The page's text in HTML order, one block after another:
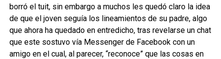
borró el tuit, sin embargo a muchos les quedó claro la idea
de que el joven seguía los lineamientos de su padre, algo
que ahora ha quedado en entredicho, tras revelarse un chat
que este sostuvo vía Messenger de Facebook con un
amigo en el cual, al parecer, “reconoce” que las cosas en